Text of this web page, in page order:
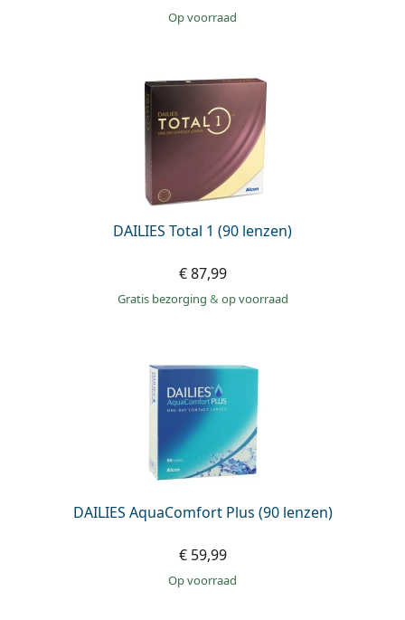
op voorraad
DAILIES Total 1 (90 lenzen)
€ 87,99
Gratis bezorging & op voorraad
DAILIES AquaComfort Plus (90 lenzen)
€ 59,99
op voorraad